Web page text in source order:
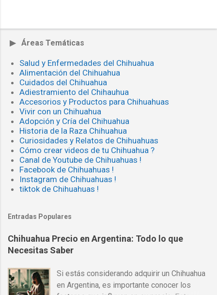
▶ Áreas Temáticas
Salud y Enfermedades del Chihuahua
Alimentación del Chihuahua
Cuidados del Chihuahua
Adiestramiento del Chihauhua
Accesorios y Productos para Chihuahuas
Vivir con un Chihuahua
Adopción y Cría del Chihuahua
Historia de la Raza Chihuahua
Curiosidades y Relatos de Chihuahuas
Cómo crear videos de tu Chihuahua ?
Canal de Youtube de Chihuahuas !
Facebook de Chihuahuas !
Instagram de Chihuahuas !
tiktok de Chihuahuas !
Entradas Populares
Chihuahua Precio en Argentina: Todo lo que
Necesitas Saber
Si estás considerando adquirir un Chihuahua
en Argentina, es importante conocer los